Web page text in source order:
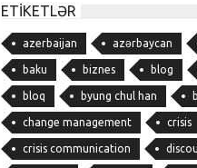
ETIKETLƏR
azerbaijan azərbaycan
baku biznes blog
bloq byung chul han
change management crisis
crisis communication